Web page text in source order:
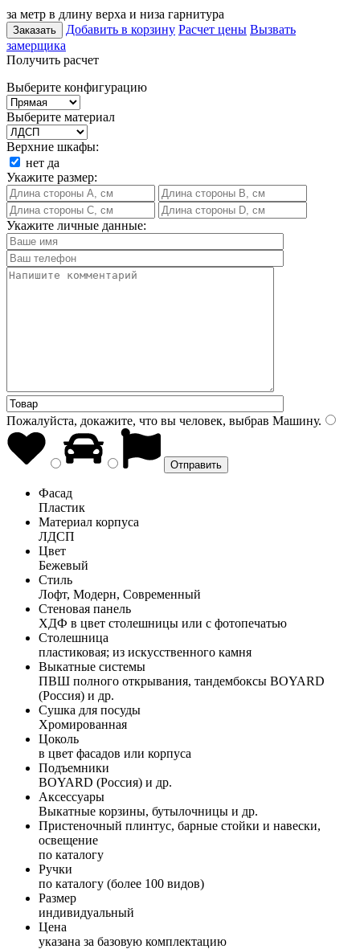
за метр в длину верха и низа гарнитура
Заказать Добавить в корзину Расчет цены Вызвать
замерщика
Получить расчет
Выберите конфигурацию
Выберите материал
Верхние шкафы:
нет да
Укажите размер:
Укажите личные данные:
Пожалуйста, докажите, что вы человек, выбрав Машину.
Фасад
Пластик
Материал корпуса
ЛДСП
Цвет
Бежевый
Стиль
Лофт, Модерн, Современный
Стеновая панель
ХДФ в цвет столешницы или с фотопечатью
Столешница
пластиковая; из искусственного камня
Выкатные системы
ПВШ полного открывания, тандембоксы BOYARD
(Россия) и др.
Сушка для посуды
Хромированная
Цоколь
в цвет фасадов или корпуса
Подъемники
BOYARD (Россия) и др.
Аксессуары
Выкатные корзины, бутылочницы и др.
Пристеночный плинтус, барные стойки и навески,
освещение
по каталогу
Ручки
по каталогу (более 100 видов)
Размер
индивидуальный
Цена
указана за базовую комплектацию